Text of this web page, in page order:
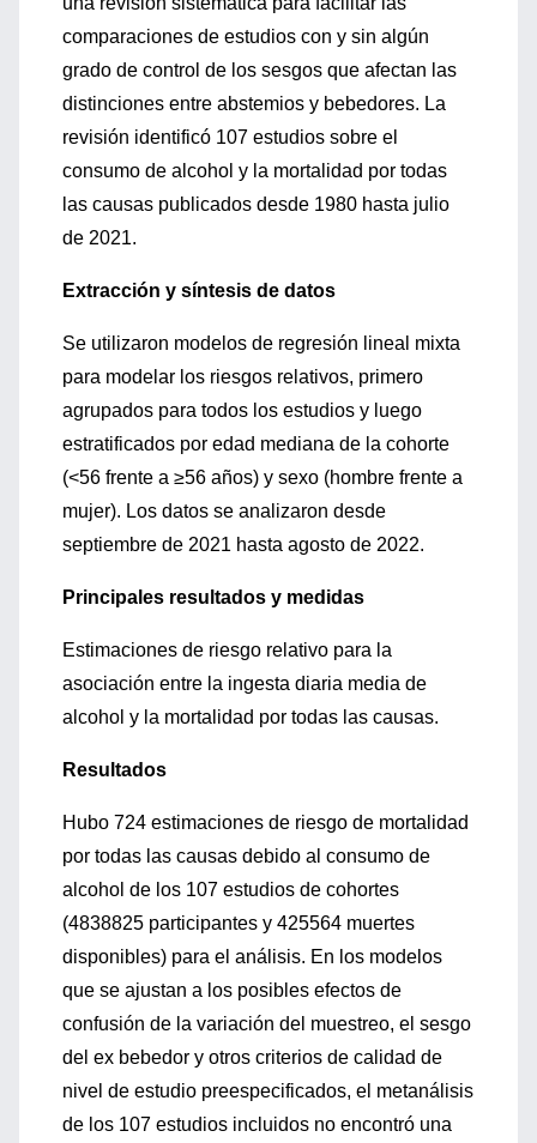
comparaciones de estudios con y sin algún
grado de control de los sesgos que afectan las
distinciones entre abstemios y bebedores. La
revisión identificó 107 estudios sobre el
consumo de alcohol y la mortalidad por todas
las causas publicados desde 1980 hasta julio
de 2021.
Extracción y síntesis de datos
Se utilizaron modelos de regresión lineal mixta
para modelar los riesgos relativos, primero
agrupados para todos los estudios y luego
estratificados por edad mediana de la cohorte
(<56 frente a ≥56 años) y sexo (hombre frente a
mujer). Los datos se analizaron desde
septiembre de 2021 hasta agosto de 2022.
Principales resultados y medidas
Estimaciones de riesgo relativo para la
asociación entre la ingesta diaria media de
alcohol y la mortalidad por todas las causas.
Resultados
Hubo 724 estimaciones de riesgo de mortalidad
por todas las causas debido al consumo de
alcohol de los 107 estudios de cohortes
(4838825 participantes y 425564 muertes
disponibles) para el análisis. En los modelos
que se ajustan a los posibles efectos de
confusión de la variación del muestreo, el sesgo
del ex bebedor y otros criterios de calidad de
nivel de estudio preespecificados, el metanálisis
de los 107 estudios incluidos no encontró una